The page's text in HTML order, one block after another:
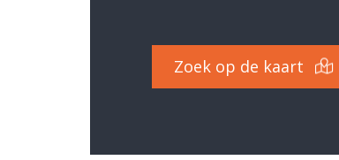
Zoek op de kaart